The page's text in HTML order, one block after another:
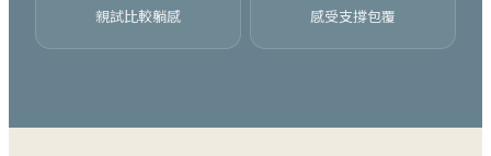
親試比較躺感 感受支撐包覆